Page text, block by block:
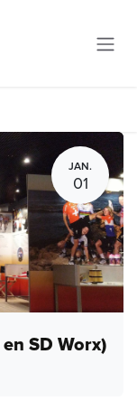
JAN.
01
SD Worx)